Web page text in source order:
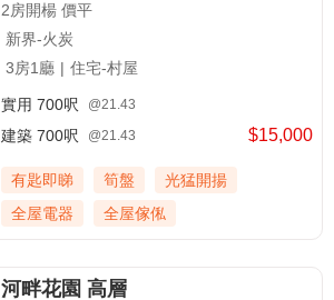
2房開楊 價平
新界-火炭
3房1廳 | 住宅-村屋
$15,000
實用 700呎 @21.43
建築 700呎 @21.43
有匙即睇 筍盤
光猛開揚
全屋電器
全屋傢俬
河畔花園 高層